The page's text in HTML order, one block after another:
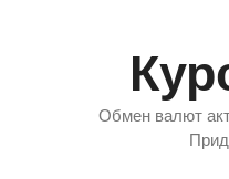
Обмен валют